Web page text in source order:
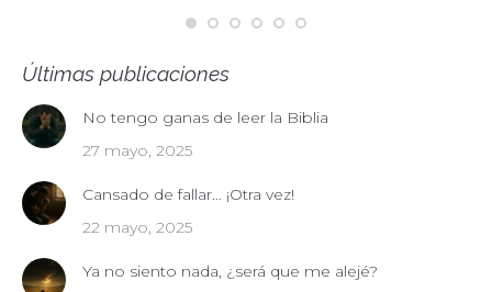
Últimas publicaciones
No tengo ganas de leer la Biblia
27 mayo, 2025
Cansado de fallar… ¡Otra vez!
22 mayo, 2025
Ya no siento nada, ¿será que me alejé?